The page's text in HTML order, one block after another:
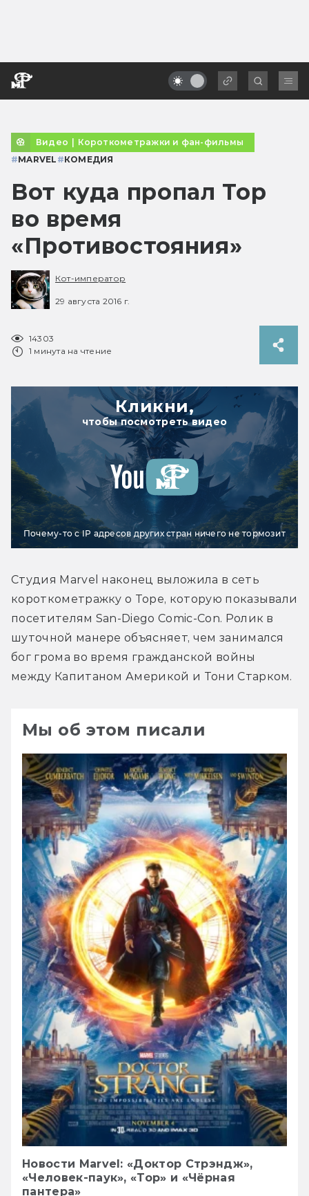
Видео | Короткометражки и фан-фильмы
#MARVEL #КОМЕДИЯ
Вот куда пропал Тор
во время
«Противостояния»
Кот-император
29 августа 2016 г.
14303
1 минута на чтение
Кликни,
чтобы посмотреть видео
Почему-то с IP адресов других стран ничего не тормозит
Студия Marvel наконец выложила в сеть
короткометражку о Торе, которую показывали
посетителям San-Diego Comic-Con. Ролик в
шуточной манере объясняет, чем занимался
бог грома во время гражданской войны
между Капитаном Америкой и Тони Старком.
Мы об этом писали
Новости Marvel: «Доктор Стрэндж»,
«Человек-паук», «Тор» и «Чёрная
пантера»